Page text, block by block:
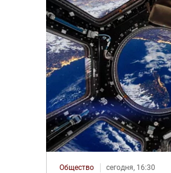
Общество сегодня, 16:30